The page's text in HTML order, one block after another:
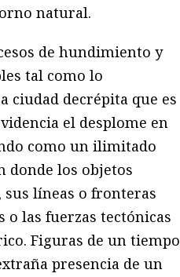
natural.
de hundimiento y
tal como lo
ciudad decrépita que es
el desplome en
como un ilimitado
donde los objetos
líneas o fronteras
o las fuerzas tectónicas
Figuras de un tiempo
presencia de un